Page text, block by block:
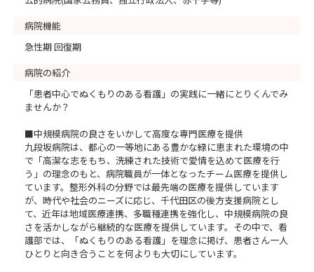
病院機能
急性期 回復期
病院の紹介
「患者中心でぬくもりのある看護」の実践に一緒にとりくんでみ
ませんか？
■中規模病院の良さをいかして高度な専門医療を提供
九段坂病院は、都心の一等地にある豊かな緑に恵まれた環境の中
で「高潔な志をもち、洗練された技術で愛情を込めて医療を行
う」の理念のもと、病院職員が一体となったチーム医療を提供し
ています。整形外科の分野では最先端の医療を提供しています
が、時代や社会のニーズに応じ、千代田区の後方支援病院とし
て、近年は地域医療連携、多職種連携を強化し、中規模病院の良
さを活かしながら継続的な医療を提供しています。その中で、看
護部では、「ぬくもりのある看護」を理念に掲げ、患者さん一人
ひとりと向き合うことを何よりも大切にしています。